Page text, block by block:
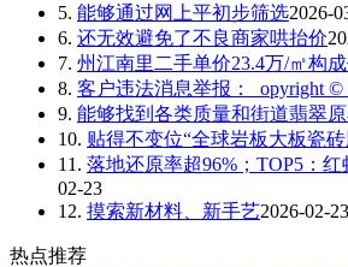
5. 能够通过网上平初步筛选2026-
6. 还无效避免了不良商家哄抬价
7. 州江南里二手单价23.4万/㎡构
8. 客户违法消息举报： opyright ©
9. 能够找到各类质量和街道翡翠
10. 贴得不变位“全球岩板大板瓷
11. 落地还原率超96%；TOP5：
02-23
12. 摸索新材料、新手艺2026-02-23
热点推荐